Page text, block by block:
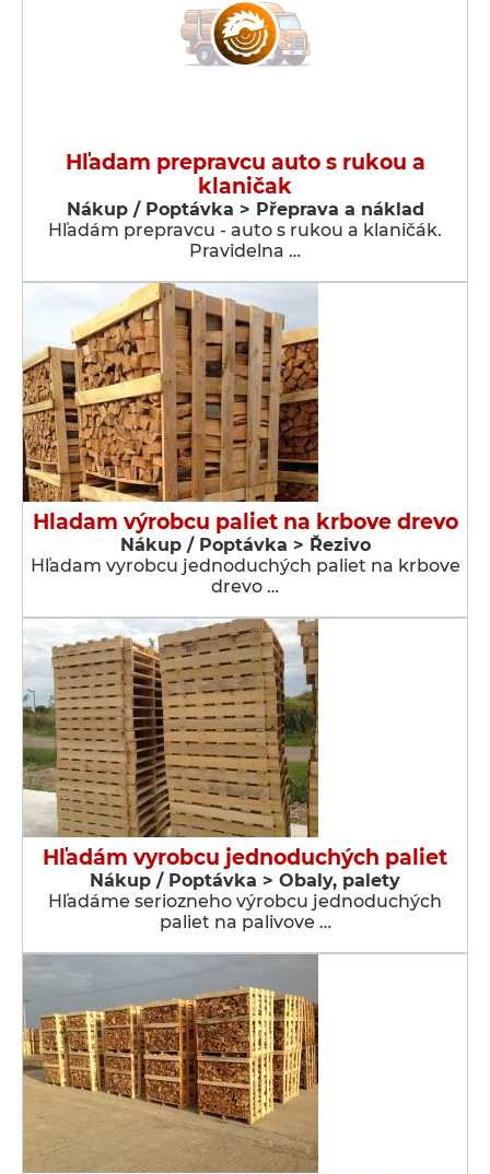
Hľadam prepravcu auto s rukou a
klaničak
Nákup / Poptávka > Přeprava a náklad
Hľadám prepravcu - auto s rukou a klaničák.
Pravidelna …
Hladam výrobcu paliet na krbove drevo
Nákup / Poptávka > Řezivo
Hľadam vyrobcu jednoduchých paliet na krbove
drevo …
Hľadám vyrobcu jednoduchých paliet
Nákup / Poptávka > Obaly, palety
Hľadáme seriozneho výrobcu jednoduchých
paliet na palivove …